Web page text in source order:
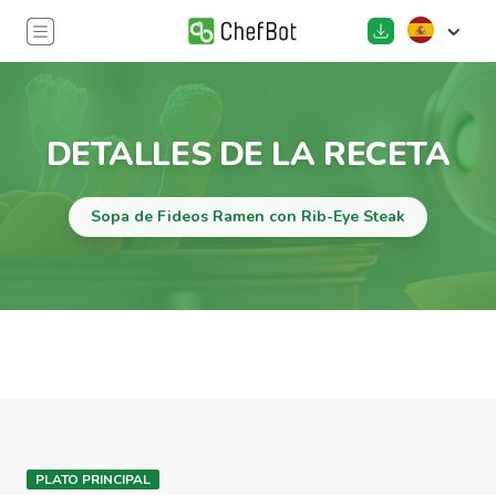
DETALLES DE LA RECETA
Sopa de Fideos Ramen con Rib-Eye Steak
PLATO PRINCIPAL